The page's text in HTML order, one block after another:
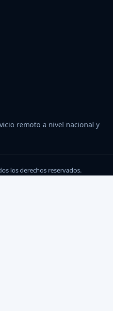
remoto a nivel nacional y
los derechos reservados.